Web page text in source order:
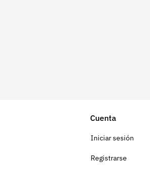
Cuenta
Iniciar sesión
Registrarse